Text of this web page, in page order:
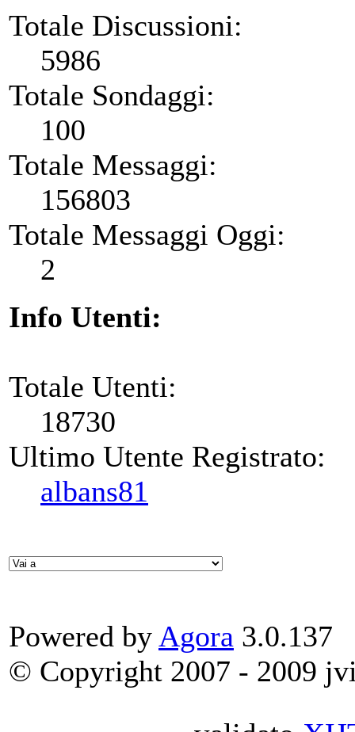
Totale Discussioni:
5986
Totale Sondaggi:
100
Totale Messaggi:
156803
Totale Messaggi Oggi:
2
Info Utenti:
Totale Utenti:
18730
Ultimo Utente Registrato:
albans81
Powered by Agora 3.0.137
© Copyright 2007 - 2009